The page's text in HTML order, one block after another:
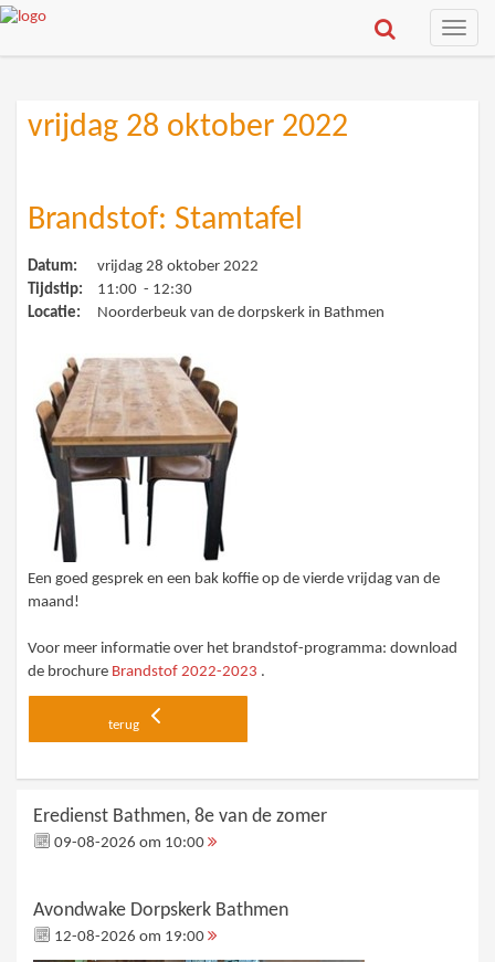
Toggle
vrijdag 28 oktober 2022
Brandstof: Stamtafel
Datum:
vrijdag 28 oktober 2022
Tijdstip:
11:00 - 12:30
Locatie:
Noorderbeuk van de dorpskerk in Bathmen
Een goed gesprek en een bak koffie op de vierde vrijdag van de
maand!
Voor meer informatie over het brandstof-programma: download
de brochure Brandstof 2022-2023 .
terug
Eredienst Bathmen, 8e van de zomer
09-08-2026 om 10:00
Avondwake Dorpskerk Bathmen
12-08-2026 om 19:00